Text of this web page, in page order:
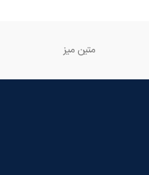
متین میز